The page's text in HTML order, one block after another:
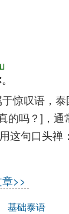
惊叹语，泰
的吗？]，通
这句口头禅：
>>
基础泰语